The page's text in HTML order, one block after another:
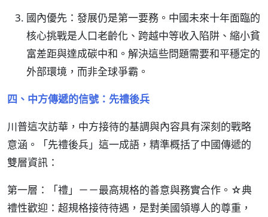
國內優先：發展仍是第一要務。中國未來十年面臨的
核心挑戰是人口老齡化、跨越中等收入陷阱、縮小貧
富差距與達成碳中和。解決這些問題需要和平穩定的
外部環境，而非全球爭霸。
四、中方傳遞的信號：先禮後兵
川普這次訪華，中方接待的基調與內容具有深刻的戰略
意涵。「先禮後兵」這一成語，精準概括了中國傳遞的
雙層資訊：
第一層：「禮」－－最高規格的善意與務實合作。☆典
禮性歡迎：超規格接待待遇，是對美國領導人的尊重，